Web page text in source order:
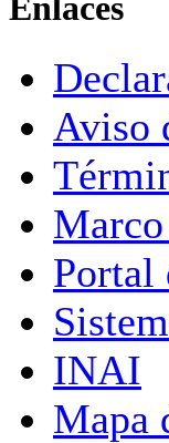
Enlaces
Aviso
Portal
INAI
Mapa